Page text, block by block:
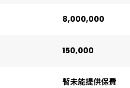
8,000,000
150,000
暫未能提供保費